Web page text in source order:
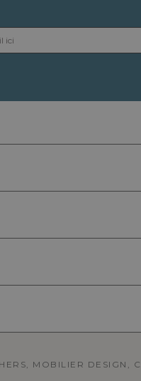
MOBILIER DESIGN,